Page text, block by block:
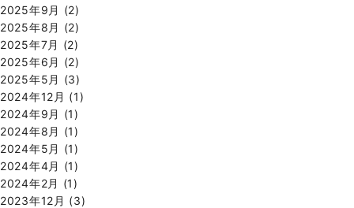
2025年9月 (2)
2025年8月 (2)
2025年7月 (2)
2025年6月 (2)
2025年5月 (3)
2024年12月 (1)
2024年9月 (1)
2024年8月 (1)
2024年5月 (1)
2024年4月 (1)
2024年2月 (1)
2023年12月 (3)